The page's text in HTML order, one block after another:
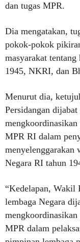
dan tugas MPR.
Dia mengatakan,
pokok-pokok
masyarakat
1945, NKRI, dan
Menurut dia,
Persidangan
mengkoordinasikan
MPR RI dalam
menyelenggarakan
Negara RI tahun
“Kedelapan,
lembaga Negara
mengkoordinasikan
MPR dalam